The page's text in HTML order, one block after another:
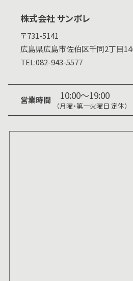
株式会社 サンボレ
〒731-5141
広島県広島市佐伯区千同2丁目
TEL:082-943-5577
営業時間 10:00～19:00
（月曜・第一火曜日 定休）